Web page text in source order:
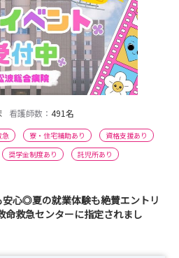
看護師数： 491名
急 寮・住宅補助あり
資格支援あり
奨学金制度あり
託児所あり
心◎夏の就業体験も絶賛エントリ
命救急センターに指定されまし